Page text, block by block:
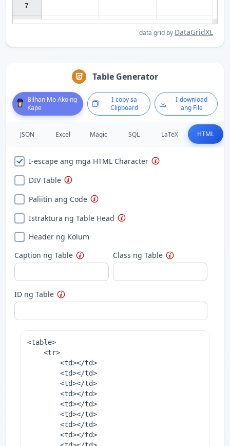
7
data grid by DataGridXL
Table Generator
Bilhan Mo Ako ng
Kape
I-copy sa
Clipboard
I-download
ang File
JSON Excel Magic SQL LaTeX HTML
I-escape ang mga HTML Character
DIV Table
Paliitin ang Code
Istraktura ng Table Head
Header ng Kolum
Caption ng Table
Class ng Table
ID ng Table